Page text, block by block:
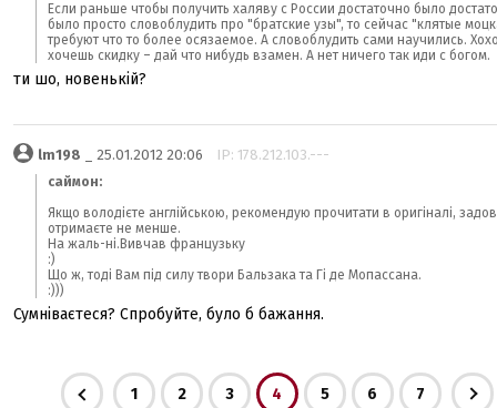
Если раньше чтобы получить халяву с России достаточно было
было просто словоблудить про "братские узы", то сейчас "клятые
требуют что то более осязаемое. А словоблудить сами научились.
хочешь скидку – дай что нибудь взамен. А нет ничего так иди с богом.
ти шо, новенькій?
lm198 _ 25.01.2012 20:06 IP: 178.212.103.---
саймон:
Якщо володієте англійською, рекомендую прочитати в оригіналі,
отримаєте не менше.
На жаль-ні.Вивчав французьку
:)
Що ж, тоді Вам під силу твори Бальзака та Гі де Мопассана.
:)))
Сумніваєтеся? Спробуйте, було б бажання.
1 2 3 4 5 6 7